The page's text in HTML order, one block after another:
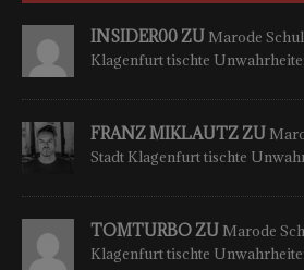
INSIDER00 ZU Marode
Klagenfurt tischte
FRANZ MIKLAUTZ ZU
Stadt Klagenfurt tischte
TOMTURBO ZU Marode
Klagenfurt tischte